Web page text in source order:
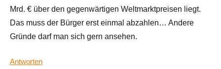
Mrd. € über den gegenwärtigen Weltmarktpreisen liegt.
Das muss der Bürger erst einmal abzahlen… Andere
Gründe darf man sich gern ansehen.
Antworten